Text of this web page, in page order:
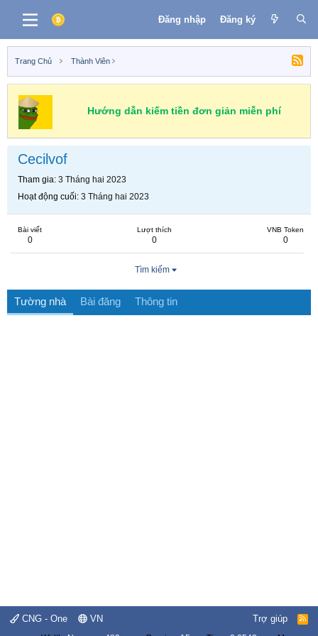
Đăng nhập Đăng ký
Trang Chủ Thành Viên
Hướng dẫn kiếm tiền đơn giản miễn phí
Cecilvof
Tham gia 3 Tháng hai 2023
Hoạt động cuối 3 Tháng hai 2023
Bài viết
0
Lượt thích
0
VNB Token
0
Tìm kiếm
Tường nhà Bài đăng Thông tin
CNG - One VN Trợ giúp
R